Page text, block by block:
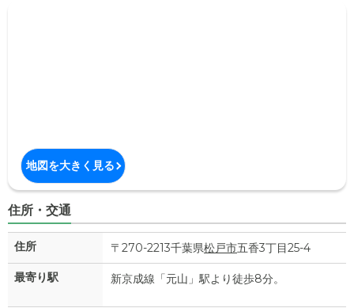
地図を大きく見る
住所・交通
住所 〒270-2213千葉県松戸市五香3丁目25-4
最寄り駅 新京成線「元山」駅より徒歩8分。